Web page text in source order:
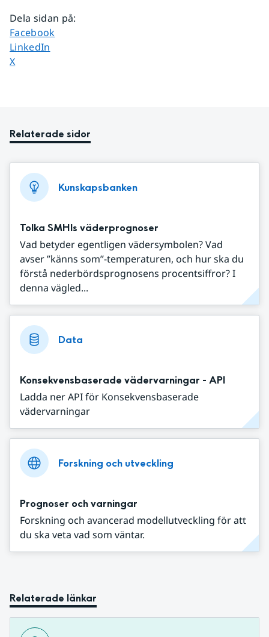
Dela sidan på:
Dela sidan på
Facebook
Dela sidan på
LinkedIn
Dela sidan på
X
Relaterade sidor
Kunskapsbanken
Tolka SMHIs väderprognoser
Vad betyder egentligen vädersymbolen? Vad
avser ”känns som”-temperaturen, och hur ska du
förstå nederbördsprognosens procentsiffror? I
denna vägled...
Data
Konsekvensbaserade vädervarningar - API
Ladda ner API för Konsekvensbaserade
vädervarningar
Forskning och utveckling
Prognoser och varningar
Forskning och avancerad modellutveckling för att
du ska veta vad som väntar.
Relaterade länkar